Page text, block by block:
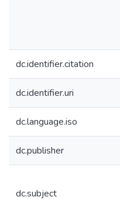
dc.identifier.citation
dc.identifier.uri
dc.language.iso
dc.publisher
dc.subject